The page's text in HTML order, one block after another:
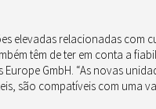
elevadas relacionadas com
têm de ter em conta a
GmbH. “As novas
são compatíveis com uma